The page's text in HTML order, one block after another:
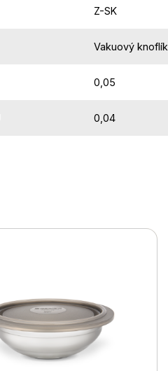
Z-SK
Vakuový knoflík
0,05
0,04